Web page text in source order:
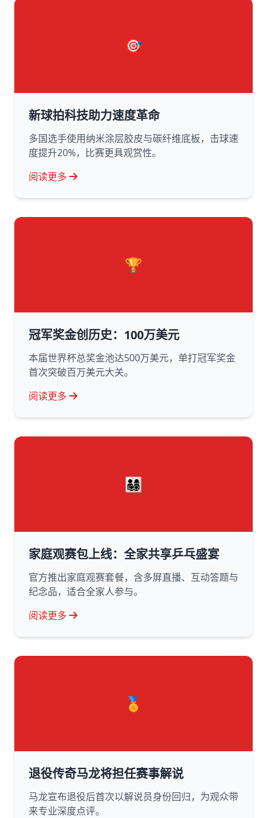
🎯
新球拍科技助力速度革命
多国选手使用纳米涂层胶皮与碳纤维底板，击球速
度提升20%，比赛更具观赏性。
阅读更多
🏆
冠军奖金创历史：100万美元
本届世界杯总奖金池达500万美元，单打冠军奖金
首次突破百万美元大关。
阅读更多
👨‍👩‍👧‍👦
家庭观赛包上线：全家共享乒乓盛宴
官方推出家庭观赛套餐，含多屏直播、互动答题与
纪念品，适合全家人参与。
阅读更多
🏅
退役传奇马龙将担任赛事解说
马龙宣布退役后首次以解说员身份回归，为观众带
来专业深度点评。